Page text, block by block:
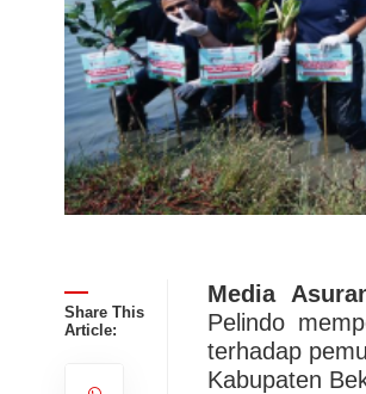
Share This
Article:
Media
Pelindo
terhadap
Kabupaten